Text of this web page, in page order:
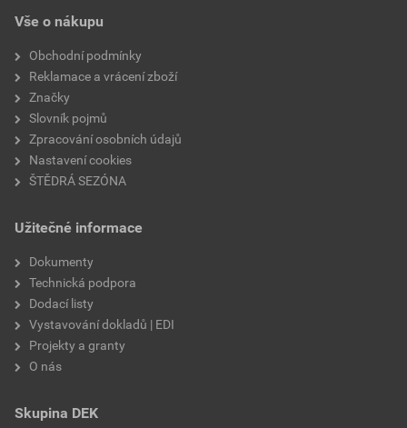
Stáhnout
Velikost
teplota zpracování
hmotnost
typ výrobku
faktor difuzního odporu
materiálová báze
Vše o nákupu
Obchodní podmínky
Reklamace a vrácení zboží
Značky
Slovník pojmů
Zpracování osobních údajů
Nastavení cookies
ŠTĚDRÁ SEZÓNA
Užitečné informace
Dokumenty
Technická podpora
Dodací listy
Vystavování dokladů | EDI
Projekty a granty
O nás
Skupina DEK